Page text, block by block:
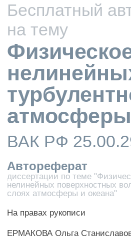
Бесплатный
на тему
ВАК РФ
Автореферат
диссертации по теме
нелинейных поверхностных
слоях атмосферы и океана"
На правах рукописи
ЕРМАКОВА Ольга